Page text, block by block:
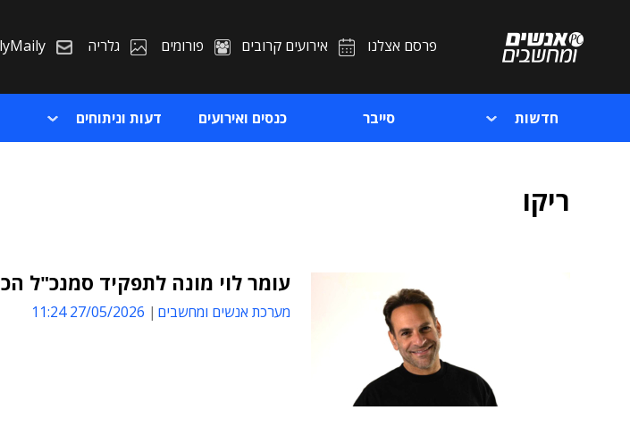
פרסם אצלנו אירועים קרובים פורומים גלריה
חדשות סייבר כנסים ואירועים דעות וניתוחים
ריקו
עומר לוי מונה לתפקיד סמנכ"ל
מערכת אנשים ומחשבים 27/05/2026 11:24